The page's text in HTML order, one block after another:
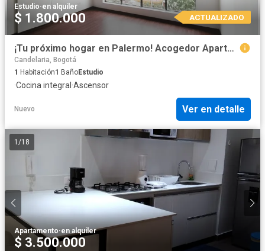
Estudio·en alquiler
$ 1.800.000 ACTUALIZADO
¡Tu próximo hogar en Palermo! Acogedor Apartaestudio. CZ9211
Candelaria, Bogotá
1 Habitación1 BañoEstudio
·Cocina integral·Ascensor
Nuevo Ver en detalle
1 /18
Apartamento·en alquiler
$ 3.500.000